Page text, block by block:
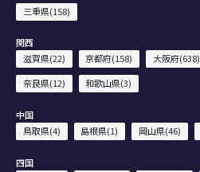
三重県(158)
関西
滋賀県(22)
京都府(158) 大阪府(638)
奈良県(12)
和歌山県(3)
中国
鳥取県(4)
島根県(1) 岡山県(46)
四国